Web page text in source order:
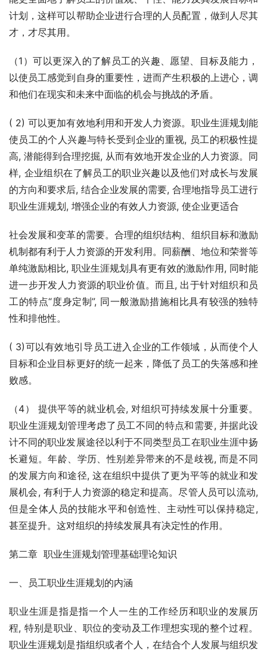
计划，这样可以帮助企业进行合理的人员配置，做到人尽其
才，才尽其用。
（1）可以更深入的了解员工的兴趣、愿望、目标及能力，
以使员工感觉到自身的重要性，进而产生积极的上进心，调
和他们在现实和未来中面临的机会与挑战的矛盾。
( 2) 可以更加有效地利用和开发人力资源。职业生涯规划能
使员工的个人兴趣与特长受到企业的重视, 员工的积极性提
高, 潜能得到合理挖掘, 从而有效地开发企业的人力资源。同
样, 企业组织在了解员工的职业兴趣以及他们对成长与发展
的方向和要求后, 结合企业发展的需要, 合理地指导员工进行
职业生涯规划, 增强企业的有效人力资源, 使企业更适合
社会发展和变革的需要。合理的组织结构、组织目标和激励
机制都有利于人力资源的开发利用。同薪酬、地位和荣誉等
单纯激励相比, 职业生涯规划具有更有效的激励作用, 同时能
进一步开发人力资源的职业价值。而且, 出于针对组织和员
工的特点“度身定制”, 同一般激励措施相比具有较强的独特
性和排他性。
( 3)可以有效地引导员工进入企业的工作领域，从而使个人
目标和企业目标更好的统一起来，降低了员工的失落感和挫
败感。
（4） 提供平等的就业机会, 对组织可持续发展十分重要。
职业生涯规划管理考虑了员工不同的特点和需要, 并据此设
计不同的职业发展途径以利于不同类型员工在职业生涯中扬
长避短。年龄、学历、性别差异带来的不是歧视, 而是不同
的发展方向和途径, 这在组织中提供了更为平等的就业和发
展机会, 有利于人力资源的稳定和提高。尽管人员可以流动,
但是全体人员的技能水平和创造性、主动性可以保持稳定,
甚至提升。这对组织的持续发展具有决定性的作用。
第二章  职业生涯规划管理基础理论知识
一、员工职业生涯规划的内涵
职业生涯是指是指一个人一生的工作经历和职业的发展历
程, 特别是职业、职位的变动及工作理想实现的整个过程。
职业生涯规划是指组织或者个人，在结合个人发展与组织发